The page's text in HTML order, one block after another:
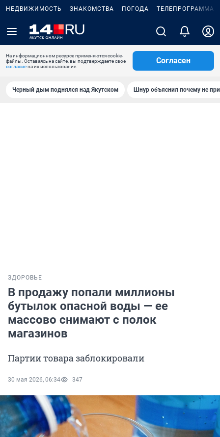
НЕДВИЖИМОСТЬ ЗНАКОМСТВА ПОГОДА ТЕЛЕПРОГРАММА
На информационном ресурсе применяются cookie-
файлы. Оставаясь на сайте, вы подтверждаете свое
согласиена их использование.
Согласен
Черный дым поднялся над Якутском Шнур объяснил почему не
ЗДОРОВЬЕ
В продажу попали миллионы
бутылок опасной воды — ее
массово снимают с полок
магазинов
Партии товара заблокировали
30 мая 2026, 06:34 347